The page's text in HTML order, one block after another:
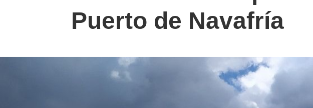
Puerto de Navafría